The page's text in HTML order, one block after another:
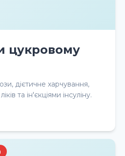
цукровому
дієтичне харчування,
та ін'єкціями інсуліну.